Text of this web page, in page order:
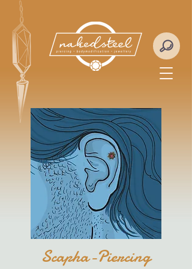
Scapha-Piercing